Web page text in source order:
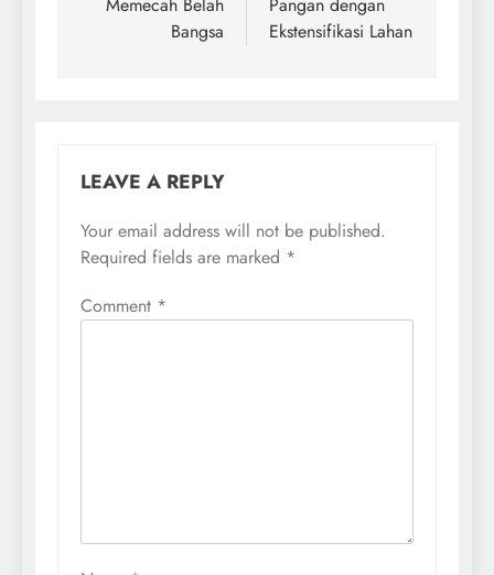
Bangsa
Ekstensifikasi Lahan
LEAVE A REPLY
Your email address will not be published.
Required fields are marked *
Comment *